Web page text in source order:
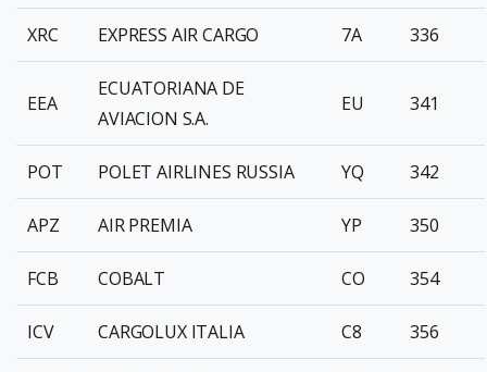
XRC EXPRESS AIR CARGO 7A 336
EEA
ECUATORIANA DE
AVIACION S.A.
EU 341
POT POLET AIRLINES RUSSIA YQ 342
APZ AIR PREMIA YP 350
FCB COBALT CO 354
ICV CARGOLUX ITALIA C8 356